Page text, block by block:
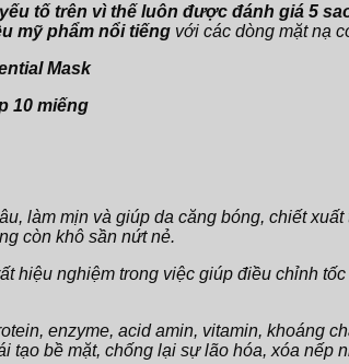
tố trên vì thế luôn được đánh giá 5
mỹ phẩm nổi tiếng với các dòng mặt nạ
Mask
10 miếng
làm mịn và giúp da căng bóng, chiết
còn khô sần nứt nẻ.
hiệu nghiệm trong việc giúp điều chỉnh
enzyme, acid amin, vitamin, khoáng
tạo bề mặt, chống lại sự lão hóa, xóa